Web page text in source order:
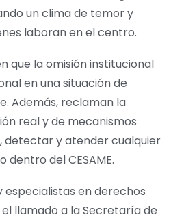
un clima de temor y
laboran en el centro.
que la omisión institucional
en una situación de
Además, reclaman la
real y de mecanismos
detectar y atender cualquier
del CESAME.
especialistas en derechos
llamado a la Secretaría de